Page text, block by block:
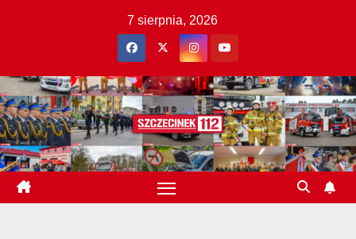
7 sierpnia, 2026